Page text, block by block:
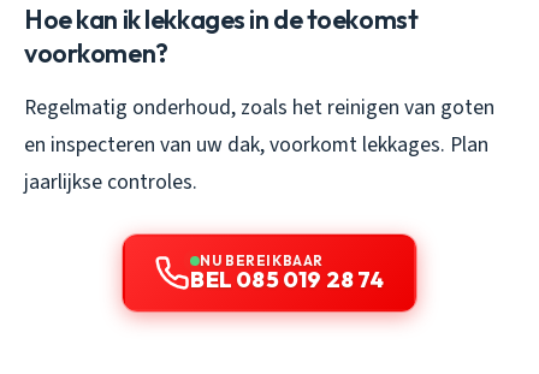
Hoe kan ik lekkages in de toekomst
voorkomen?
Regelmatig onderhoud, zoals het reinigen van goten
en inspecteren van uw dak, voorkomt lekkages. Plan
jaarlijkse controles.
NU BEREIKBAAR
BEL 085 019 28 74